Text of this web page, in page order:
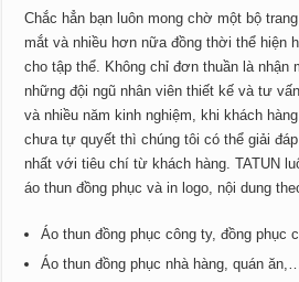
Chắc hẳn bạn luôn mong chờ một bộ
mắt và nhiều hơn nữađồng thời thể hiện
cho tập thể. Không chỉ đơn thuần là nhận
những đội ngũ nhân viên thiết kế và tư
và nhiều năm kinh nghiệm, khi khách
chưa tự quyết thì chúng tôi có thể giải
nhất với tiêu chí từ khách hàng. TATUN
áo thun đồng phục và in logo, nội dung
Áo thun đồng phục công ty, đồng phục
Áo thun đồng phục nhà hàng, quán